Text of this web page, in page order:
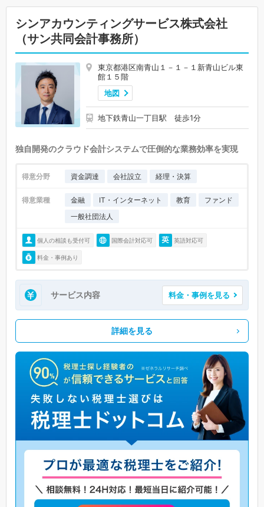
シンアカウンティングサービス株式会社
（サン共同会計事務所）
東京都港区南青山１－１－１新青山ビル東
館１５階
地図
地下鉄青山一丁目駅 徒歩1分
独自開発のクラウド会計システムで圧倒的な業務効率を実現
得意分野 資金調達 会社設立 経理・決算
得意業種 金融 IT・インターネット 教育
ファンド
一般社団法人
個人の相談も受付可 国際会計対応可 英語対応可
料金・事例あり
サービス内容 料金・事例を見る
詳細を見る